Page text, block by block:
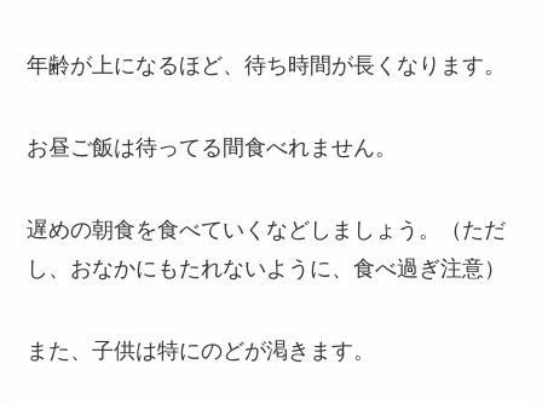
年齢が上になるほど、待ち時間が長くなります。
お昼ご飯は待ってる間食べれません。
遅めの朝食を食べていくなどしましょう。（ただ
し、おなかにもたれないように、食べ過ぎ注意）
また、子供は特にのどが渇きます。